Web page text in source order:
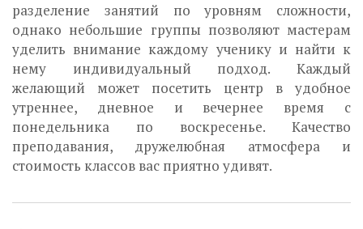
разделение занятий по уровням сложности,
однако небольшие группы позволяют мастерам
уделить внимание каждому ученику и найти к
нему индивидуальный подход. Каждый
желающий может посетить центр в удобное
утреннее, дневное и вечернее время с
понедельника по воскресенье. Качество
преподавания, дружелюбная атмосфера и
стоимость классов вас приятно удивят.